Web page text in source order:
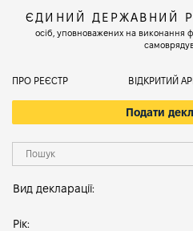
ЄДИНИЙ ДЕРЖАВНИЙ
осіб, уповноважених на виконання
ПРО РЕЄСТР ВІДКРИТИЙ
Подати
Вид декларації:
Рік: